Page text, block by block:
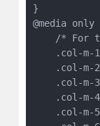
}
@media
/* For
.col-m-
.col-m-
.col-m-
.col-m-
.col-m-